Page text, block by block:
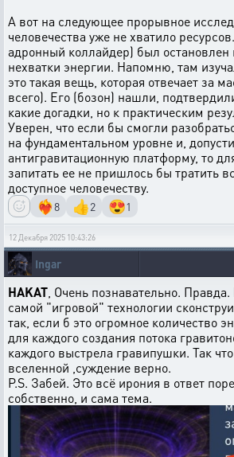
А вот на следующее прорывное
человечества уже не хватило
адронный коллайдер) был остановлен
нехватки энергии. Напомню, там
это такая вещь, которая отвечает за
всего). Его (бозон) нашли,
какие догадки, но к практическим
Уверен, что если бы смогли
на фундаментальном уровне и,
антигравитационную платформу, то
запитать ее не пришлось бы тратить
доступное человечеству.
❤️‍🔥8 👍2 😍1
12 Декабря 2025 10:43:26
Ingar
HAKAT , Очень познавательно.
самой "игровой" технологии
так, если б это огромное количество
для каждого создания потока
каждого выстрела гравипушки. Так
вселенной ,суждение верно.
P.S. Забей. Это всё ирония в ответ
собственно, и сама тема.